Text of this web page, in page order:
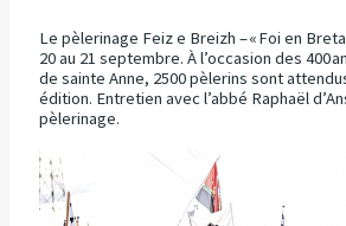
Le pèlerinage Feiz e Breizh – « Foi en
20 au 21 septembre. À l’occasion des 400
de sainte Anne, 2500 pèlerins sont
édition. Entretien avec l’abbé Raphaël
pèlerinage.